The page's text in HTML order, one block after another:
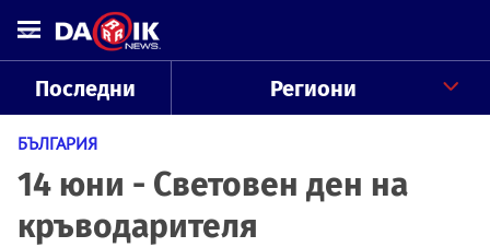
Последни Региони
БЪЛГАРИЯ
14 юни - Световен ден на
кръводарителя